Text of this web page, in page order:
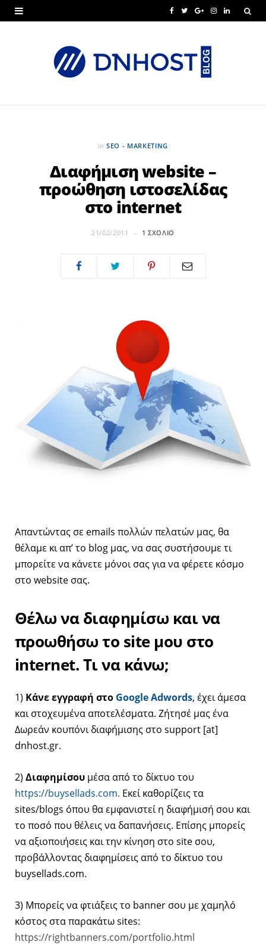
c
T
i
G
o
g
u
I L
in SEO - MARKETING
Διαφήμιση website –
προώθηση ιστοσελίδας
στο internet
21/02/2011 1 ΣΧΌΛΙΟ
Απαντώντας σε emails πολλών πελατών μας, θα
θέλαμε κι απ’ το blog μας, να σας συστήσουμε τι
μπορείτε να κάνετε μόνοι σας για να φέρετε κόσμο
στο website σας.
Θέλω να διαφημίσω και να
προωθήσω το site μου στο
internet. Τι να κάνω;
1) Kάνε εγγραφή στο Google Adwords, έχει άμεσα
και στοχευμένα αποτελέσματα. Ζήτησέ μας ένα
Δωρεάν κουπόνι διαφήμισης στο support [at]
dnhost.gr.
2) Διαφημίσου μέσα από το δίκτυο του
https://buysellads.com. Εκεί καθορίζεις τα
sites/blogs όπου θα εμφανιστεί η διαφήμισή σου και
το ποσό που θέλεις να δαπανήσεις. Επίσης μπορείς
να αξιοποιήσεις και την κίνηση στο site σου,
προβάλλοντας διαφημίσεις από το δίκτυο του
buysellads.com.
3) Μπορείς να φτιάξεις το banner σου με χαμηλό
κόστος στα παρακάτω sites:
https://rightbanners.com/portfolio.html